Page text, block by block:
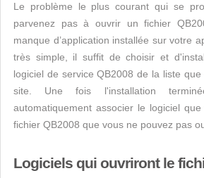
Le problème le plus courant qui se
parvenez pas à ouvrir un fichier
manque d’application installée sur votre
très simple, il suffit de choisir et
logiciel de service QB2008 de la liste
site. Une fois l'installation
automatiquement associer le logiciel
fichier QB2008 que vous ne pouvez pas
Logiciels qui ouvriront le